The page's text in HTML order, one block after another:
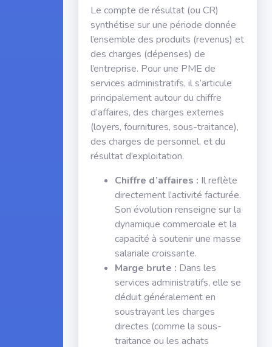
Le compte de résultat (ou CR)
synthétise sur une période donnée
l’ensemble des produits (revenus) et
des charges (dépenses) de
l’entreprise. Pour une PME de
services administratifs, il s’articule
principalement autour du chiffre
d’affaires, des charges externes
(loyers, fournitures, sous-traitance),
des charges de personnel, et du
résultat d’exploitation.
Chiffre d’affaires : Il reflète
directement l’activité facturée.
Son évolution renseigne sur la
dynamique commerciale et la
capacité à soutenir une masse
salariale croissante.
Marge brute : Dans les
services administratifs, elle se
déduit généralement en
soustrayant les charges
directes (comme la sous-
traitance ou les achats